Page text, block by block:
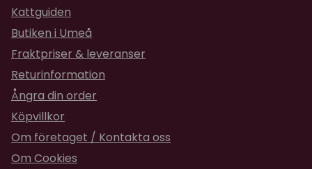
Kattguiden
Butiken i Umeå
Fraktpriser & leveranser
Returinformation
Ångra din order
Köpvillkor
Om företaget / Kontakta oss
Om Cookies